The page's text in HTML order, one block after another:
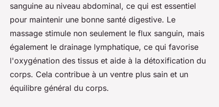
sanguine au niveau abdominal, ce qui est essentiel
pour maintenir une bonne santé digestive. Le
massage stimule non seulement le flux sanguin, mais
également le drainage lymphatique, ce qui favorise
l'oxygénation des tissus et aide à la détoxification du
corps. Cela contribue à un ventre plus sain et un
équilibre général du corps.